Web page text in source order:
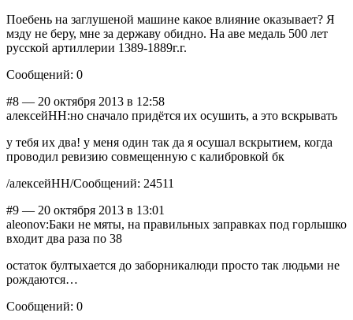
Поебень на заглушеной машине какое влияние оказывает? Я
мзду не беру, мне за державу обидно. На аве медаль 500 лет
русской артиллерии 1389-1889г.г.
Сообщений: 0
#8 — 20 октября 2013 в 12:58
алексейНН:но сначало придётся их осушить, а это вскрывать
у тебя их два! у меня один так да я осушал вскрытием, когда
проводил ревизию совмещенную с калибровкой бк
/алексейНН/Сообщений: 24511
#9 — 20 октября 2013 в 13:01
aleonov:Баки не мяты, на правильных заправках под горлышко
входит два раза по 38
остаток бултыхается до заборникалюди просто так людьми не
рождаются…
Сообщений: 0